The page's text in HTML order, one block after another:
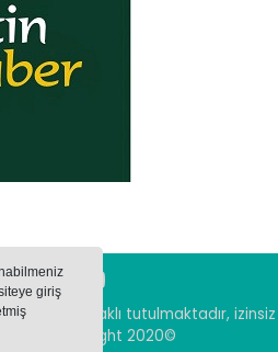
giriş
hakları saklı tutulmaktadır, izinsiz
Copyright 2020©